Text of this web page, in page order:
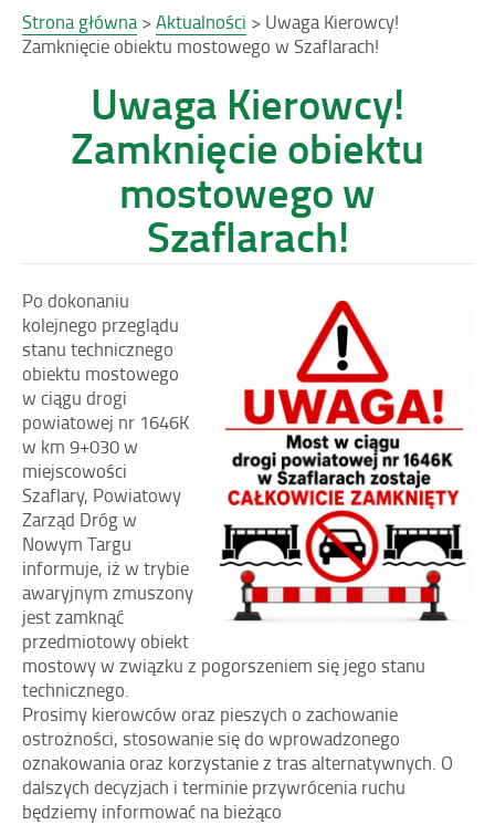
Strona główna >Aktualności > Uwaga Kierowcy!
Zamknięcie obiektu mostowego w Szaflarach!
Uwaga Kierowcy!
Zamknięcie obiektu
mostowego w
Szaflarach!
Po dokonaniu
kolejnego przeglądu
stanu technicznego
obiektu mostowego
w ciągu drogi
powiatowej nr 1646K
w km 9+030 w
miejscowości
Szaflary, Powiatowy
Zarząd Dróg w
Nowym Targu
informuje, iż w trybie
awaryjnym zmuszony
jest zamknąć
przedmiotowy obiekt
mostowy w związku z pogorszeniem się jego stanu
technicznego.
Prosimy kierowców oraz pieszych o zachowanie
ostrożności, stosowanie się do wprowadzonego
oznakowania oraz korzystanie z tras alternatywnych. O
dalszych decyzjach i terminie przywrócenia ruchu
będziemy informować na bieżąco